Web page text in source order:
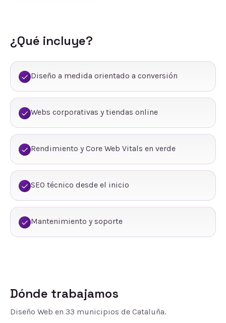
¿Qué incluye?
Diseño a medida orientado a conversión
Webs corporativas y tiendas online
Rendimiento y Core Web Vitals en verde
SEO técnico desde el inicio
Mantenimiento y soporte
Dónde trabajamos
Diseño Web en 33 municipios de Cataluña.